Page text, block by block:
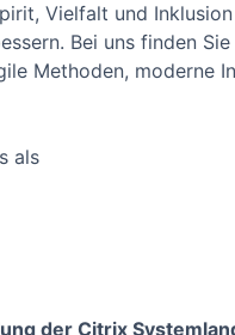
Vielfalt und
Bei uns finden
Methoden, moderne
als
der Citrix